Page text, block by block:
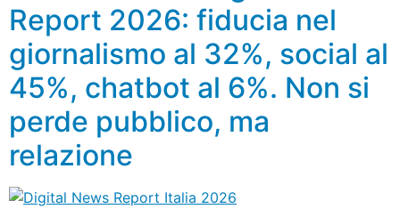
Report 2026: fiducia nel
giornalismo al 32%, social al
45%, chatbot al 6%. Non si
perde pubblico, ma
relazione